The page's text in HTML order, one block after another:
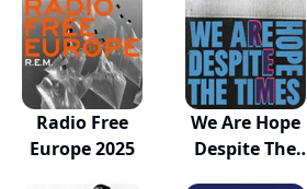
Radio Free
Europe 2025
We Are Hope
Despite The